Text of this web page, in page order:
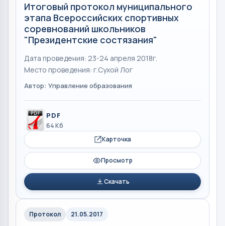
Итоговый протокол муниципального
этапа Всероссийских спортивных
соревнований школьников
"Президентские состязания"
Дата проведения: 23-24 апреля 2018г.
Место проведения: г.Сухой Лог
Автор: Управление образования
PDF
64 Кб
Карточка
Просмотр
Скачать
Протокол 21.05.2017